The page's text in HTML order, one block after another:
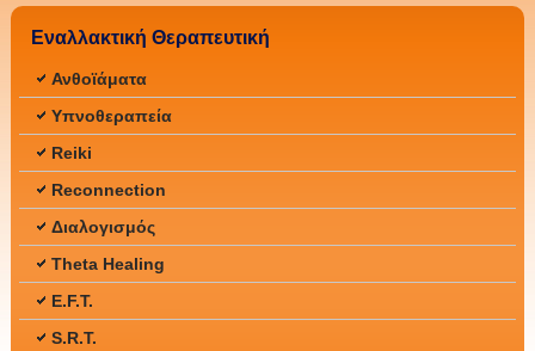
Εναλλακτική Θεραπευτική
Ανθοϊάματα
Υπνοθεραπεία
Reiki
Reconnection
Διαλογισμός
Theta Healing
E.F.T.
S.R.T.